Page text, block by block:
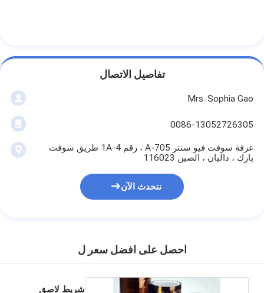
تفاصيل الاتصال
Mrs. Sophia Gao
0086-13052726305
غرفة سوفت فيو سنتر A-705 ، رقم 1A-4 طريق سوفت
بارك ، داليان ، الصين 116023
نتحدث الآن
احصل على افضل سعر ل
شريط لاصق